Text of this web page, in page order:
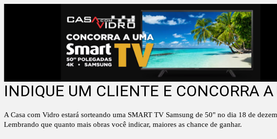
INDIQUE UM CLIENTE E CONCORRA
A Casa com Vidro estará sorteando uma SMART TV Samsung de 50" no dia 18 de
Lembrando que quanto mais obras você indicar, maiores as chance de ganhar.